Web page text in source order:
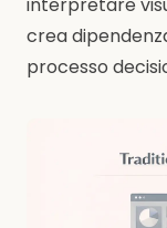
crea
processo